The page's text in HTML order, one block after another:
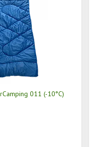
011 (-10°C)